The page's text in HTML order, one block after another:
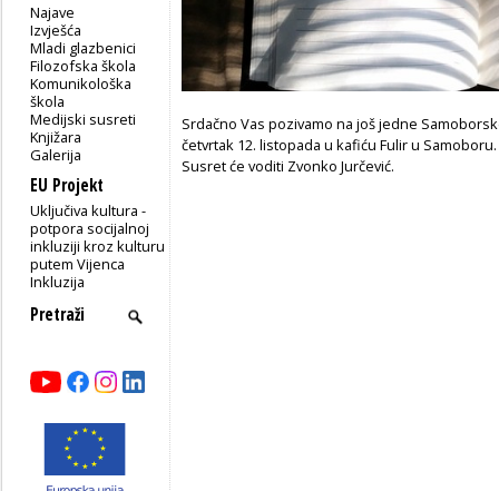
Najave
Izvješća
Mladi glazbenici
Filozofska škola
Komunikološka
škola
Medijski susreti
Knjižara
Galerija
EU Projekt
Uključiva kultura -
potpora socijalnoj
inkluziji kroz kulturu
putem Vijenca
Inkluzija
Srdačno Vas pozivamo na još jedne
četvrtak 12. listopada u kafiću Fulir u Samoboru.
Susret će voditi Zvonko Jurčević.